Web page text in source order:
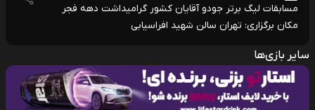
مسابقات لیگ برتر جودو آقایان کشور گرامیداشت دهه فجر
مکان برگزاری: تهران سالن شهید افراسیابی
سایر بازی‌ها